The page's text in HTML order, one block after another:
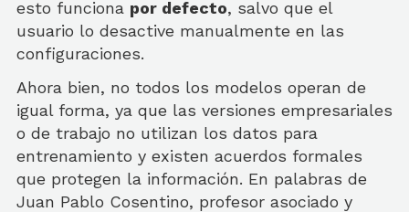
esto funciona por defecto, salvo que el
usuario lo desactive manualmente en las
configuraciones.
Ahora bien, no todos los modelos operan de
igual forma, ya que las versiones empresariales
o de trabajo no utilizan los datos para
entrenamiento y existen acuerdos formales
que protegen la información. En palabras de
Juan Pablo Cosentino, profesor asociado y